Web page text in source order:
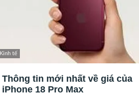
Kinh tế
Thông tin mới nhất về giá của
iPhone 18 Pro Max